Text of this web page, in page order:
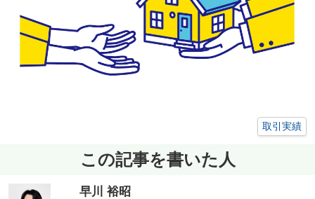
取引実績
この記事を書いた人
早川 裕昭